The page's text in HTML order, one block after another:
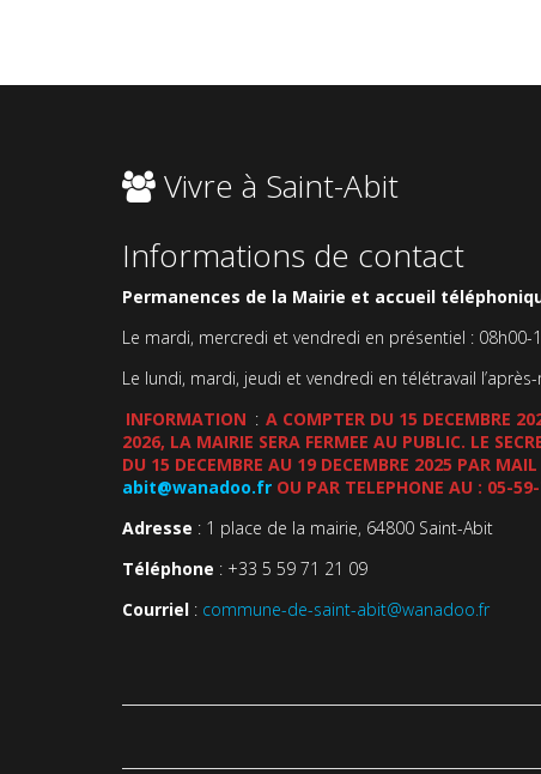
Vivre à Saint-Abit
Informations de contact
Permanences de la Mairie et accueil
Le mardi, mercredi et vendredi en présentiel : 08h00-
Le lundi, mardi, jeudi et vendredi en télétravail l’après-
INFORMATION : A COMPTER DU 15 DECEMBRE
2026, LA MAIRIE SERA FERMEE AU PUBLIC. LE
DU 15 DECEMBRE AU 19 DECEMBRE 2025 PAR
abit@wanadoo.fr OU PAR TELEPHONE AU : 05-
Adresse : 1 place de la mairie, 64800 Saint-Abit
Téléphone : +33 5 59 71 21 09
Courriel : commune-de-saint-abit@wanadoo.fr